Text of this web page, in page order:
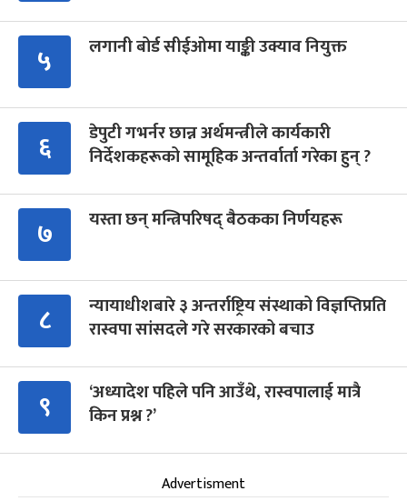
५ लगानी बोर्ड सीईओमा याङ्की उक्याव नियुक्त
६
डेपुटी गभर्नर छान्न अर्थमन्त्रीले कार्यकारी
निर्देशकहरूको सामूहिक अन्तर्वार्ता गरेका हुन् ?
७ यस्ता छन् मन्त्रिपरिषद् बैठकका निर्णयहरू
८
न्यायाधीशबारे ३ अन्तर्राष्ट्रिय संस्थाको विज्ञप्तिप्रति
रास्वपा सांसदले गरे सरकारको बचाउ
९
‘अध्यादेश पहिले पनि आउँथे, रास्वपालाई मात्रै
किन प्रश्न ?’
Advertisment